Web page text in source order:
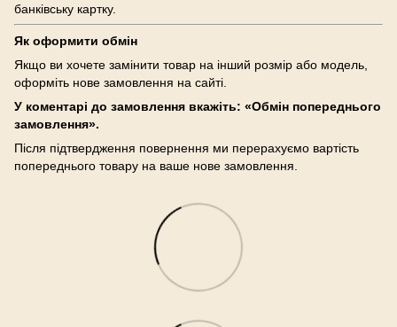
банківську картку.
Як оформити обмін
Якщо ви хочете замінити товар на інший розмір або модель,
оформіть нове замовлення на сайті.
У коментарі до замовлення вкажіть: «Обмін попереднього
замовлення».
Після підтвердження повернення ми перерахуємо вартість
попереднього товару на ваше нове замовлення.